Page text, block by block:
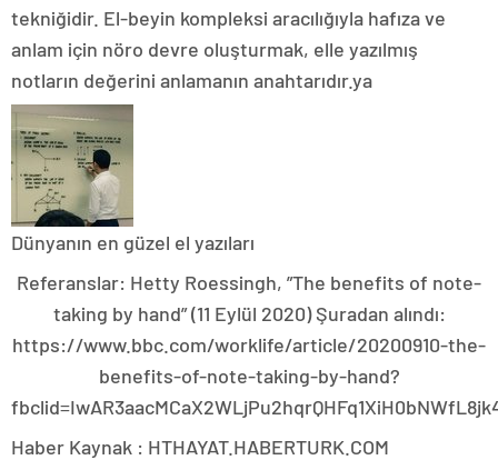
tekniğidir. El-beyin kompleksi aracılığıyla hafıza ve
anlam için nöro devre oluşturmak, elle yazılmış
notların değerini anlamanın anahtarıdır.ya
Dünyanın en güzel el yazıları
Referanslar: Hetty Roessingh, ”The benefits of note-
taking by hand” (11 Eylül 2020) Şuradan alındı:
https://www.bbc.com/worklife/article/20200910-the-
benefits-of-note-taking-by-hand?
Haber Kaynak : HTHAYAT.HABERTURK.COM